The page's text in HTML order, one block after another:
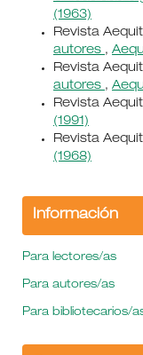
(1963)
Revista
autores ,
Revista
autores ,
Revista
(1991)
Revista
(1968)
Información
Para lectores/as
Para autores/as
Para bibliotecarios/